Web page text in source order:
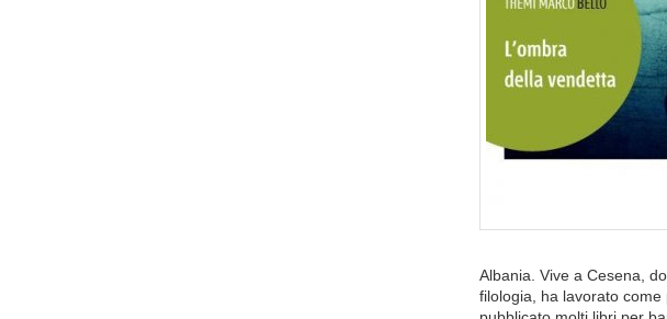
Albania. Vive a Cesena,
filologia, ha lavorato